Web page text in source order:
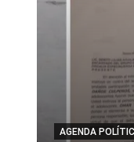
AGENDA